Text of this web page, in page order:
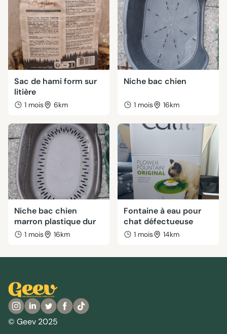
Sac de hami form sur
litière
1 mois 6km
Niche bac chien
1 mois 16km
Niche bac chien
marron plastique dur
1 mois 16km
Fontaine à eau pour
chat défectueuse
1 mois 14km
© Geev 2025